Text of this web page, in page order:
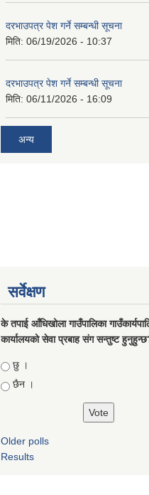
दरभाउपत्र पेश गर्ने सम्बन्धी सूचना
मिति: 06/19/2026 - 10:37
दरभाउपत्र पेश गर्ने सम्बन्धी सूचना
मिति: 06/11/2026 - 16:09
अन्य
सर्वेक्षण
के तपाई आँधिखोला गाउँपालिका
कार्यालयको सेवा प्रबाह संग सन्तुष्ट
Choices
छु ।
छैन ।
Older polls
Results